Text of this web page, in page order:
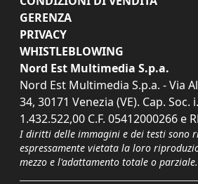
GERENZA
PRIVACY
WHISTLEBLOWING
Nord Est Multimedia S.p.a.
Nord Est Multimedia S.p.a. - Via
34, 30171 Venezia (VE). Cap. Soc.
1.432.522,00 C.F. 05412000266 e
I diritti delle immagini e dei testi sono
espressamente vietata la loro
mezzo e l'adattamento totale o parziale.